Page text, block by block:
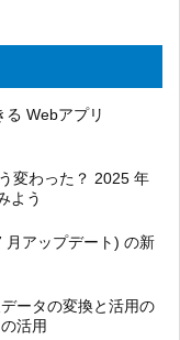
る Webアプリ
変わった？ 2025 年
よう
アップデート) の新
ータの変換と活用の
活用